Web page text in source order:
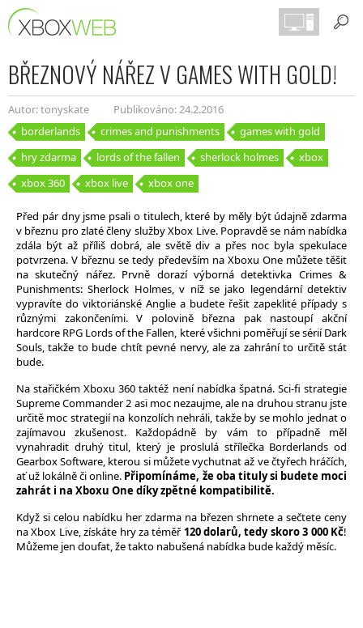
BŘEZNOVÝ NÁŘEZ V GAMES WITH GOLD!
Autor: tonyskate
Publikováno: 24.2.2016
borderlands
crimes and punishments
games with gold
hry zdarma
lords of the fallen sherlock holmes
xbox
xbox 360
xbox live xbox one
Před pár dny jsme psali o titulech, které by měly být údajně zdarma
v březnu pro zlaté členy služby Xbox Live. Popravdě se nám nabídka
zdála být až příliš dobrá, ale světě div a přes noc byla spekulace
potvrzena. V březnu se tedy především na Xboxu One můžete těšit
na skutečný nářez. Prvně dorazí výborná detektivka Crimes &
Punishments: Sherlock Holmes, v níž se jako legendární detektiv
vypravíte do viktoriánské Anglie a budete řešit zapeklité případy s
různými zakončeními. V polovině března pak nastoupí akční
hardcore RPG Lords of the Fallen, které všichni poměřují se sérií Dark
Souls, takže to bude chtít pevné nervy, ale za zahrání to určitě stát
bude.
Na stařičkém Xboxu 360 taktéž není nabídka špatná. Sci-fi strategie
Supreme Commander 2 asi moc nezaujme, ale na druhou stranu jste
určitě moc strategií na konzolích nehráli, takže by se mohlo jednat o
zajímavou zkušenost. Každopádně by vám to případně měl
vynahradit druhý titul, který je proslulá střílečka Borderlands od
Gearbox Software, kterou si můžete vychutnat až ve čtyřech hráčích,
ať už lokálně či online. Připomínáme, že oba tituly si budete moci
zahrát i na Xboxu One díky zpětné kompatibilitě.
Když si celou nabídku her zdarma na březen shrnete a sečtete ceny
na Xbox Live, získáte hry za téměř 120 dolarů, tedy skoro 3 000 Kč!
Můžeme jen doufat, že takto nabušená nabídka bude každý měsíc.